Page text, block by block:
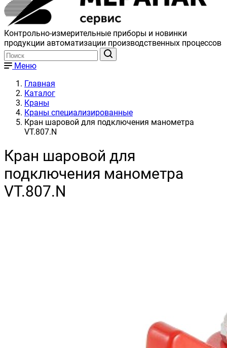
Контрольно-измерительные приборы и новинки
продукции автоматизации производственных процессов
Меню
Главная
Каталог
Краны
Краны специализированные
Кран шаровой для подключения манометра
VT.807.N
Кран шаровой для
подключения манометра
VT.807.N